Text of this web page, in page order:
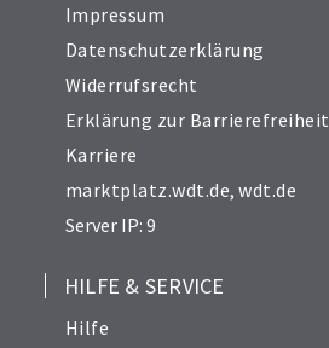
Impressum
Datenschutzerklärung
Widerrufsrecht
Erklärung zur Barrierefreiheit
Karriere
marktplatz.wdt.de,wdt.de
Server IP: 9
HILFE & SERVICE
Hilfe